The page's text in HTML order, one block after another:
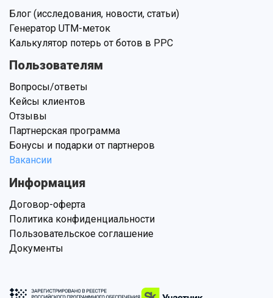
Блог (исследования, новости, статьи)
Генератор UTM-меток
Калькулятор потерь от ботов в PPC
Пользователям
Вопросы/ответы
Кейсы клиентов
Отзывы
Партнерская программа
Бонусы и подарки от партнеров
Вакансии
Информация
Договор-оферта
Политика конфиденциальности
Пользовательское соглашение
Документы